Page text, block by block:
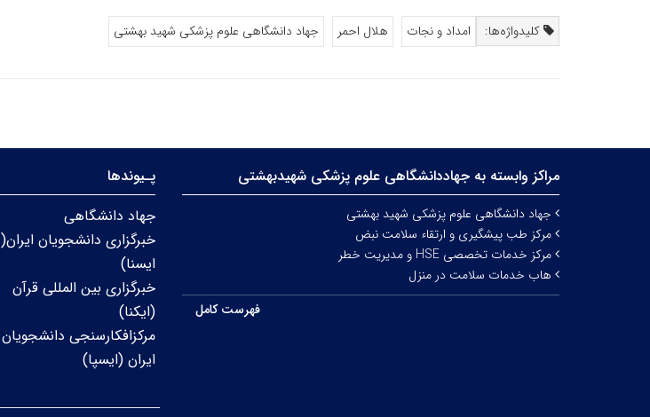
کلیدواژه‌ها: امداد و نجات هلال احمر جهاد دانشگاهی علوم پزشکی شهید بهشتی
مراکز وابسته به جهاددانشگاهی علوم‌ پزشکی شهیدبهشتی
جهاد دانشگاهی علوم پزشکی شهید بهشتی
مرکز طب پیشگیری و ارتقاء سلامت نبض
مرکز خدمات تخصصی HSE و مدیریت خطر
هاب خدمات سلامت در منزل
فهرست کامل
پـیوندها
جهاد دانشگاهی
خبرگزاری دانشجویان ایران(
ایسنا)
خبرگزاری بین المللی قرآن
(ایکنا)
مرکزافکارسنجی دانشجویان
ایران (ایسپا)